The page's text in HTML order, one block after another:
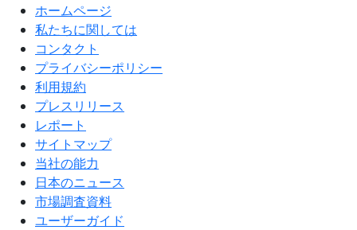
ホームページ
私たちに関しては
コンタクト
プライバシーポリシー
利用規約
プレスリリース
レポート
サイトマップ
当社の能力
日本のニュース
市場調査資料
ユーザーガイド